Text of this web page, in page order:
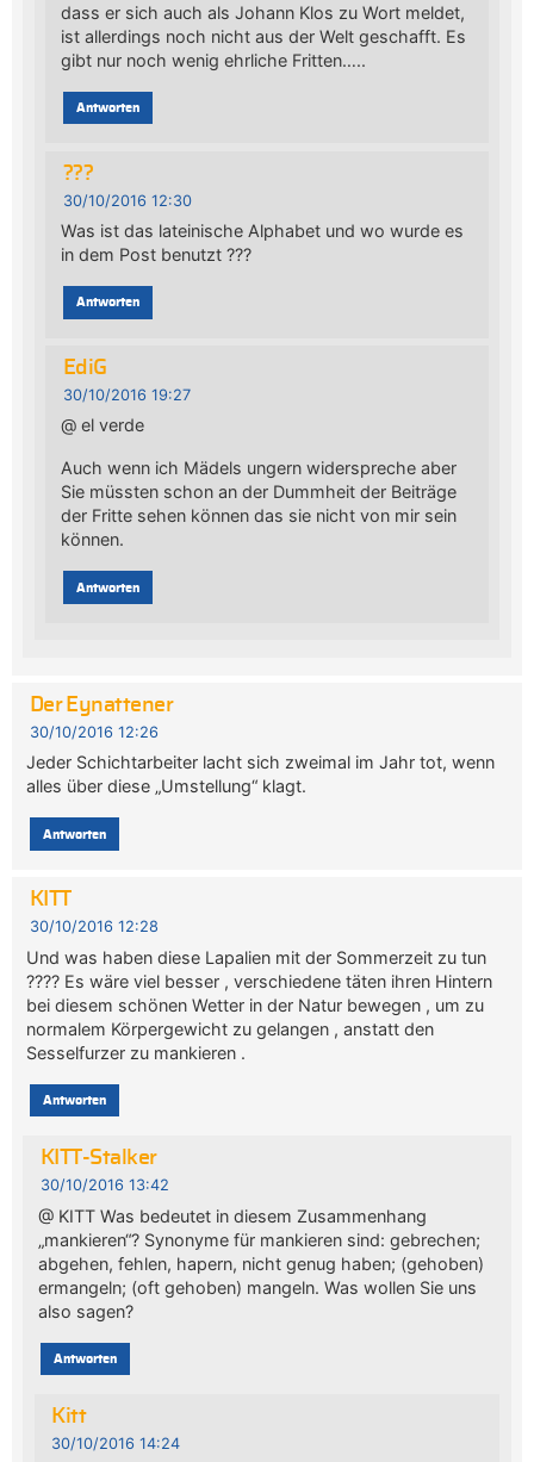
dass er sich auch als Johann Klos zu Wort meldet,
ist allerdings noch nicht aus der Welt geschafft. Es
gibt nur noch wenig ehrliche Fritten…..
Antworten
???
30/10/2016 12:30
Was ist das lateinische Alphabet und wo wurde es
in dem Post benutzt ???
Antworten
EdiG
30/10/2016 19:27
@ el verde
Auch wenn ich Mädels ungern widerspreche aber
Sie müssten schon an der Dummheit der Beiträge
der Fritte sehen können das sie nicht von mir sein
können.
Antworten
Der Eynattener
30/10/2016 12:26
Jeder Schichtarbeiter lacht sich zweimal im Jahr tot, wenn
alles über diese „Umstellung“ klagt.
Antworten
KITT
30/10/2016 12:28
Und was haben diese Lapalien mit der Sommerzeit zu tun
???? Es wäre viel besser , verschiedene täten ihren Hintern
bei diesem schönen Wetter in der Natur bewegen , um zu
normalem Körpergewicht zu gelangen , anstatt den
Sesselfurzer zu mankieren .
Antworten
KITT-Stalker
30/10/2016 13:42
@ KITT Was bedeutet in diesem Zusammenhang
„mankieren“? Synonyme für mankieren sind: gebrechen;
abgehen, fehlen, hapern, nicht genug haben; (gehoben)
ermangeln; (oft gehoben) mangeln. Was wollen Sie uns
also sagen?
Antworten
Kitt
30/10/2016 14:24